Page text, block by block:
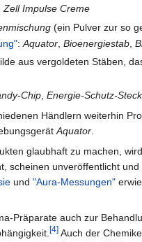
Impulse Creme
(ein Pulver zur so
:Aquator ,Bioenergiestab ,
aus vergoldeten Stäben,
Chip,Energie-Schutz-
Händlern weiterhin
Aquator.
glaubhaft zu machen,
scheinen unveröffentlicht
und "Aura-Messungen"
Präparate auch zur
[4] Auch der